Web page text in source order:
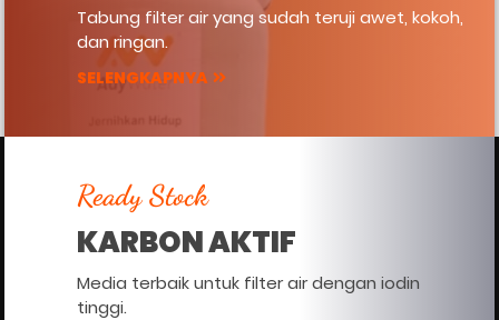
Tabung filter air yang sudah teruji awet, kokoh,
dan ringan.
SELENGKAPNYA
Ready Stock
KARBON AKTIF
Media terbaik untuk filter air dengan iodin
tinggi.